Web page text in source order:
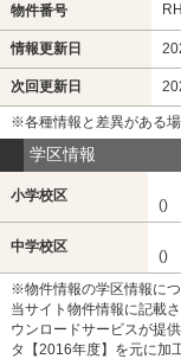
物件番号
情報更新日
次回更新日
※各種情報と差異がある
学区情報
小学校区
()
中学校区
()
※物件情報の学区情報に
当サイト物件情報に記載
ウンロードサービスが提
タ【2016年度】を元に加